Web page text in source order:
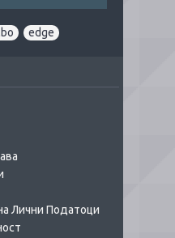
edge
Лични Податоци